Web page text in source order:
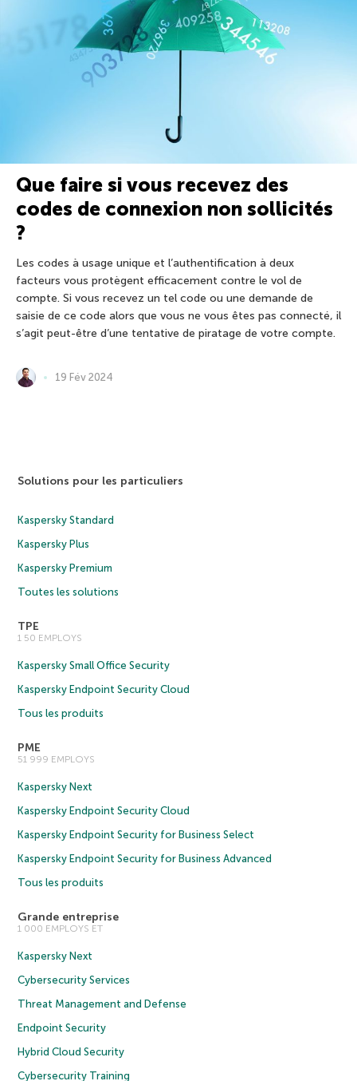
Que faire si vous recevez des
codes de connexion non sollicités
?
Les codes à usage unique et l’authentification à deux
facteurs vous protègent efficacement contre le vol de
compte. Si vous recevez un tel code ou une demande de
saisie de ce code alors que vous ne vous êtes pas connecté, il
s’agit peut-être d’une tentative de piratage de votre compte.
19 Fév 2024
Solutions pour les particuliers
Kaspersky Standard
Kaspersky Plus
Kaspersky Premium
Toutes les solutions
TPE
1 50 EMPLOYS
Kaspersky Small Office Security
Kaspersky Endpoint Security Cloud
Tous les produits
PME
51 999 EMPLOYS
Kaspersky Next
Kaspersky Endpoint Security Cloud
Kaspersky Endpoint Security for Business Select
Kaspersky Endpoint Security for Business Advanced
Tous les produits
Grande entreprise
1 000 EMPLOYS ET
Kaspersky Next
Cybersecurity Services
Threat Management and Defense
Endpoint Security
Hybrid Cloud Security
Cybersecurity Training